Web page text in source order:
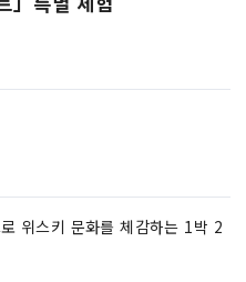
위스키 문화를 체감하는 1박 2